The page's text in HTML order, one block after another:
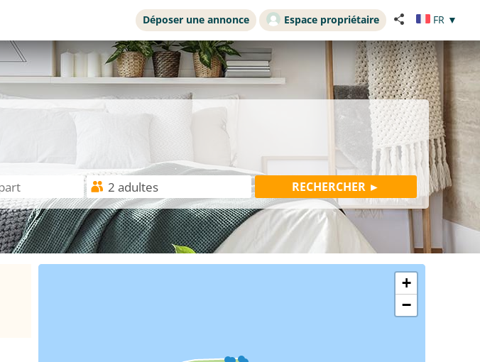
Déposer une annonce Espace propriétaire FR ▼
+
−